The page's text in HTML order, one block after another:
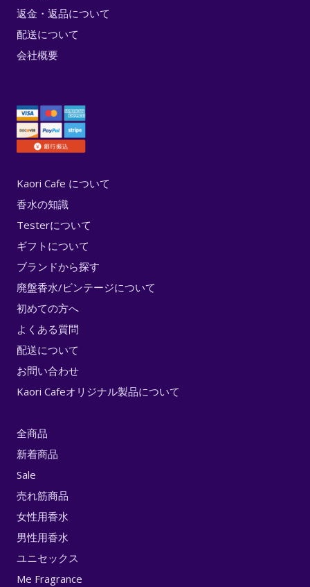
返金・返品について
配送について
会社概要
Kaori Cafe について
香水の知識
Testerについて
ギフトについて
ブランドから探す
廃盤香水/ビンテージについて
初めての方へ
よくある質問
配送について
お問い合わせ
Kaori Cafeオリジナル製品について
全商品
新着商品
Sale
売れ筋商品
女性用香水
男性用香水
ユニセックス
Me Fragrance